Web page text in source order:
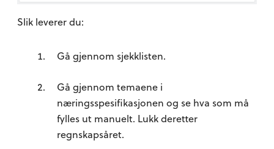
Slik leverer du:
Gå gjennom sjekklisten.
Gå gjennom temaene i
næringsspesifikasjonen og se hva som må
fylles ut manuelt. Lukk deretter
regnskapsåret.